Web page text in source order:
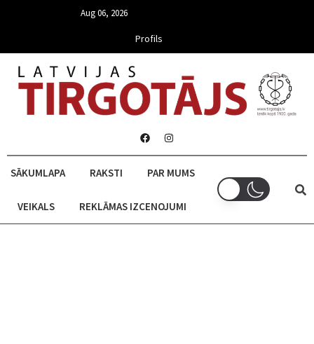
Aug 06, 2026
Profils
SĀKUMLAPA RAKSTI PAR MUMS
VEIKALS REKLĀMAS IZCENOJUMI